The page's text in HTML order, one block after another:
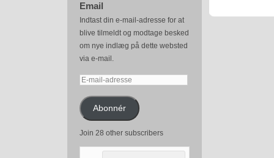
Email
Indtast din e-mail-adresse for at
blive tilmeldt og modtage besked
om nye indlæg på dette websted
via e-mail.
E-
adresseAbonnér
Join 28 other subscribers